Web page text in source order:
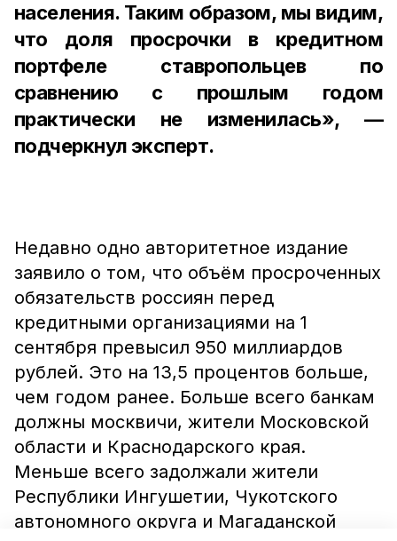
населения. Таким образом, мы видим,
что доля просрочки в кредитном
портфеле ставропольцев по
сравнению с прошлым годом
практически не изменилась», —
подчеркнул эксперт.
Недавно одно авторитетное издание
заявило о том, что объём просроченных
обязательств россиян перед
кредитными организациями на 1
сентября превысил 950 миллиардов
рублей. Это на 13,5 процентов больше,
чем годом ранее. Больше всего банкам
должны москвичи, жители Московской
области и Краснодарского края.
Меньше всего задолжали жители
Республики Ингушетии, Чукотского
автономного округа и Магаданской